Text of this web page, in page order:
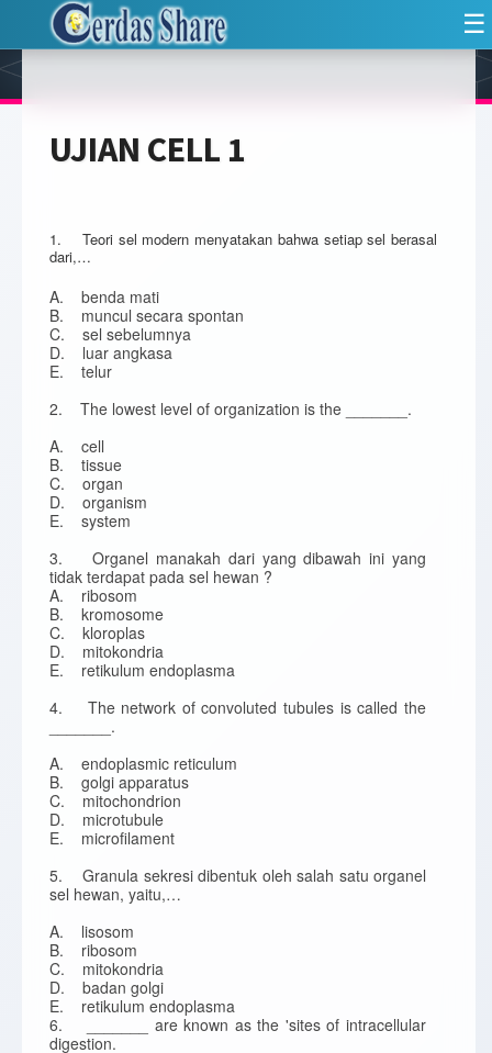
☰
UJIAN CELL 1
1. Teori sel modern menyatakan bahwa setiap sel berasal
dari,…
A. benda mati
B. muncul secara spontan
C. sel sebelumnya
D. luar angkasa
E. telur
2. The lowest level of organization is the _______.
A. cell
B. tissue
C. organ
D. organism
E. system
3. Organel manakah dari yang dibawah ini yang
tidak terdapat pada sel hewan ?
A. ribosom
B. kromosome
C. kloroplas
D. mitokondria
E. retikulum endoplasma
4. The network of convoluted tubules is called the
_______.
A. endoplasmic reticulum
B. golgi apparatus
C. mitochondrion
D. microtubule
E. microfilament
5. Granula sekresi dibentuk oleh salah satu organel
sel hewan, yaitu,…
A. lisosom
B. ribosom
C. mitokondria
D. badan golgi
E. retikulum endoplasma
6. _______ are known as the 'sites of intracellular
digestion.